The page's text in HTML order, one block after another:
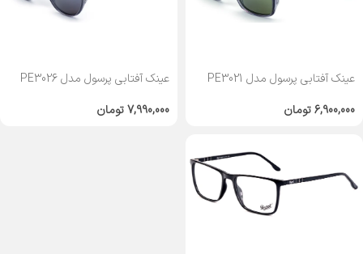
عینک آفتابی پرسول مدل PE3021
6,900,000تومان
عینک آفتابی پرسول مدل PE3026
7,990,000تومان